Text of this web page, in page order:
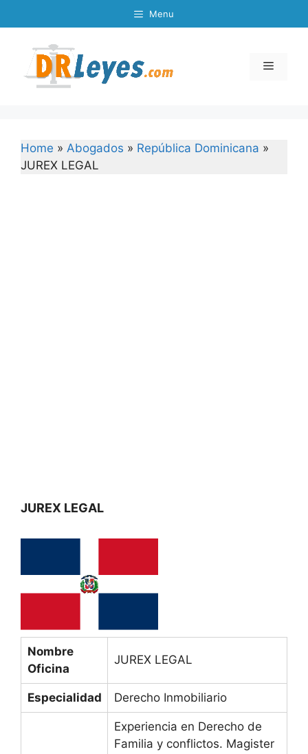
to
Menu
Menu
Home » Abogados » República Dominicana »
JUREX LEGAL
JUREX LEGAL
Nombre
Oficina
JUREX LEGAL
Especialidad Derecho Inmobiliario
Experiencia en Derecho de
Familia y conflictos. Magister